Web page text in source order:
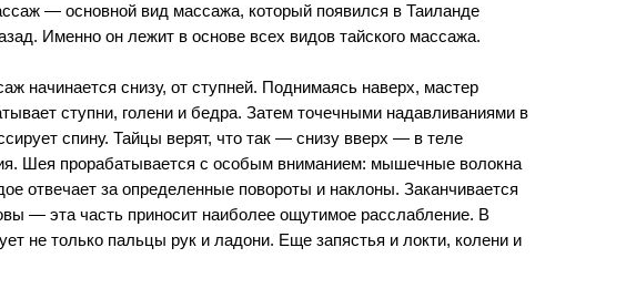
— основной вид массажа, который появился в Таиланде
Именно он лежит в основе всех видов тайского массажа.
начинается снизу, от ступней. Поднимаясь наверх, мастер
ступни, голени и бедра. Затем точечными надавливаниями в
спину. Тайцы верят, что так — снизу вверх — в теле
Шея прорабатывается с особым вниманием: мышечные волокна
отвечает за определенные повороты и наклоны. Заканчивается
— эта часть приносит наиболее ощутимое расслабление. В
не только пальцы рук и ладони. Еще запястья и локти, колени и